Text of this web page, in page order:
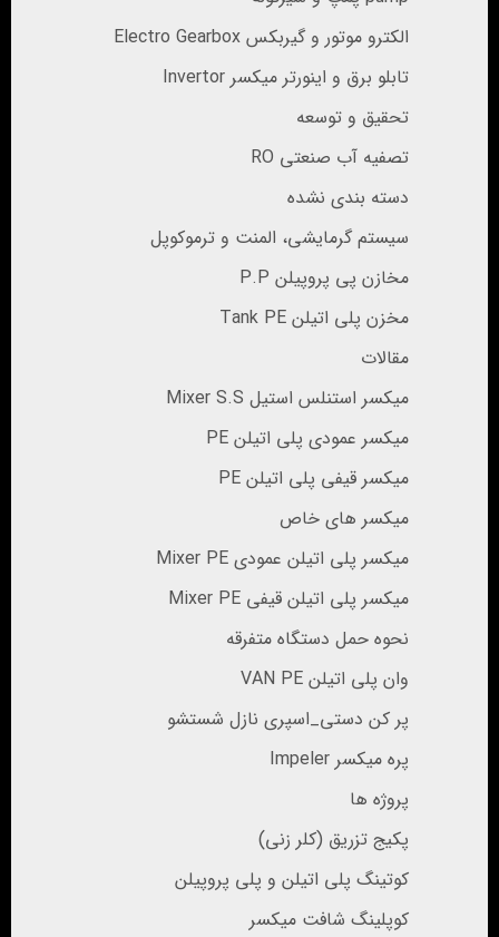
الکترو موتور و گیربکس Electro Gearbox
تابلو برق و اینورتر میکسر Invertor
تحقیق و توسعه
تصفیه آب صنعتی RO
دسته بندی نشده
سیستم گرمایشی، المنت و ترموکوپل
مخازن پی پروپیلن P.P
مخزن پلی اتیلن Tank PE
مقالات
میکسر استنلس استیل Mixer S.S
میکسر عمودی پلی اتیلن PE
میکسر قیفی پلی اتیلن PE
میکسر های خاص
میکسر پلی اتیلن عمودی Mixer PE
میکسر پلی اتیلن قیفی Mixer PE
نحوه حمل دستگاه متفرقه
وان پلی اتیلن VAN PE
پر کن دستی_اسپری نازل شستشو
پره میکسر Impeler
پروژه ها
پکیج تزریق (کلر زنی)
کوتینگ پلی اتیلن و پلی پروپیلن
کوپلینگ شافت میکسر